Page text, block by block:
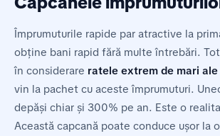
Împrumuturile rapide par atractive la
obține bani rapid fără multe întrebări.
în considerare ratele extrem de mari
vin la pachet cu aceste împrumuturi.
depăși chiar și 300% pe an. Este o
Această capcană poate conduce ușor la